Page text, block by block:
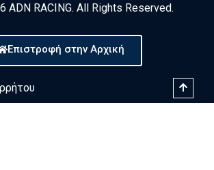
ADN RACING. All Rights Reserved.
Επιστροφή στην Αρχική